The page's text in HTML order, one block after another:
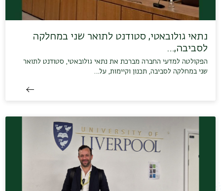
נתאי גולובאטי, סטודנט לתואר שני במחלקה
לסביבה,…
הפקולטה למדעי החברה מברכת את נתאי גולובאטי, סטודנט לתואר
שני במחלקה לסביבה, תכנון וקיימות, על…